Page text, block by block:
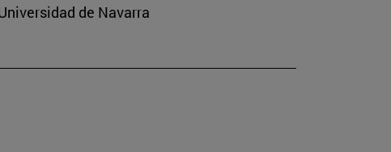
de Navarra